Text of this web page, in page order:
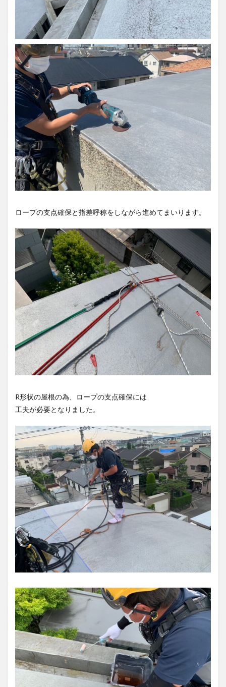
ロープの支点確保と指差呼称をしながら進めてまいります。
R形状の屋根の為、ロープの支点確保には
工夫が必要となりました。